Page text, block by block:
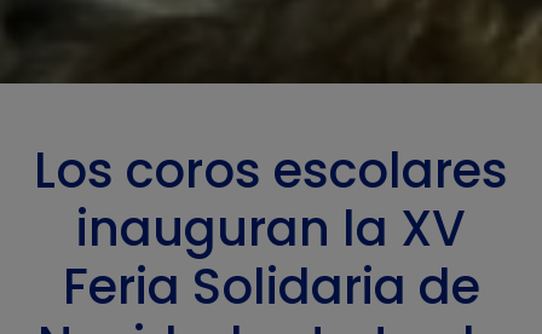
Los coros escolares
inauguran la XV
Feria Solidaria de